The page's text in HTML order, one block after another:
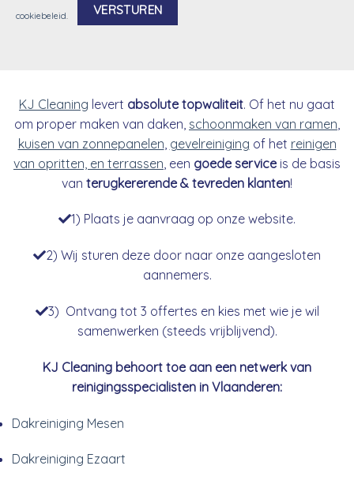
cookiebeleid.
KJ Cleaning levert absolute topwaliteit. Of het nu gaat
om proper maken van daken, schoonmaken van ramen
kuisen van zonnepanelen gevelreiniging of het reinigen
van opritten, en terrassen , een goede serviceis de basis
van terugkererende & tevreden klanten!
1) Plaats je aanvraag op onze website.
2) Wij sturen deze door naar onze aangesloten
aannemers.
3) Ontvang tot 3 offertes en kies met wie je wil
samenwerken (steeds vrijblijvend).
KJ Cleaning behoort toe aan een netwerk van
reinigingsspecialisten in Vlaanderen:
Dakreiniging Mesen
Dakreiniging Ezaart